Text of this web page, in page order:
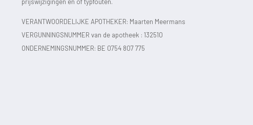
prijswijzigingen en of typfouten.
VERANTWOORDELIJKE APOTHEKER: Maarten Meermans
VERGUNNINGSNUMMER van de apotheek : 132510
ONDERNEMINGSNUMMER: BE 0754 807 775